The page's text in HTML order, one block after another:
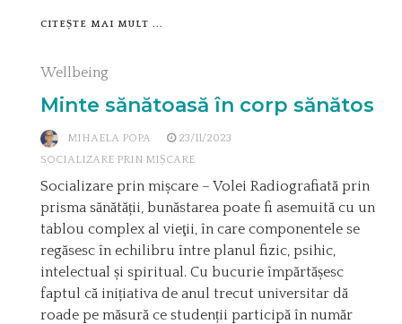
CITEȘTE MAI MULT ...
Wellbeing
Minte sănătoasă în corp sănătos
MIHAELA POPA
23/11/2023
SOCIALIZARE PRIN MIȘCARE
Socializare prin mișcare – Volei Radiografiată prin
prisma sănătății, bunăstarea poate fi asemuită cu un
tablou complex al vieţii, în care componentele se
regăsesc în echilibru între planul fizic, psihic,
intelectual și spiritual. Cu bucurie împărtășesc
faptul că inițiativa de anul trecut universitar dă
roade pe măsură ce studenții participă în număr